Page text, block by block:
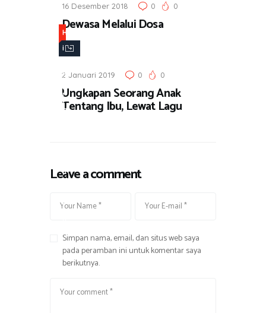
u
,
H
i
b
u
r
16 Desember 2018 0 0
Dewasa Melalui Dosa
H
i
u
r
a
u
i
2 Januari 2019 0 0
Ungkapan Seorang Anak
Tentang Ibu, Lewat Lagu
Leave a comment
Simpan nama, email, dan situs web saya
pada peramban ini untuk komentar saya
berikutnya.